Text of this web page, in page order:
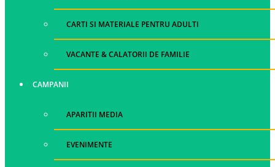
CARTI SI MATERIALE PENTRU ADULTI
VACANTE & CALATORII DE FAMILIE
CAMPANII
APARITII MEDIA
EVENIMENTE